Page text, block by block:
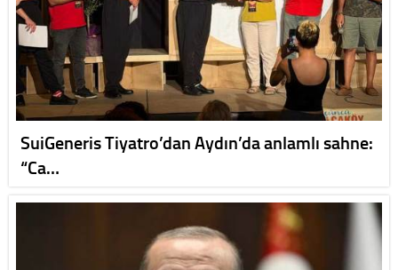
SuiGeneris Tiyatro’dan Aydın’da anlamlı sahne:
“Ca…